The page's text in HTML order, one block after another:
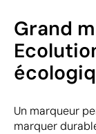
Grand
Un marqueur
marquer